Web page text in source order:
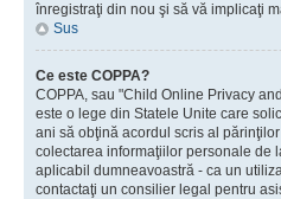
înregistraţi din nou şi să vă implicaţi
Sus
Ce este COPPA?
COPPA, sau "Child Online Privacy
este o lege din Statele Unite care
ani să obţină acordul scris al
colectarea informaţiilor personale de
aplicabil dumneavoastră - ca un
contactaţi un consilier legal pentru